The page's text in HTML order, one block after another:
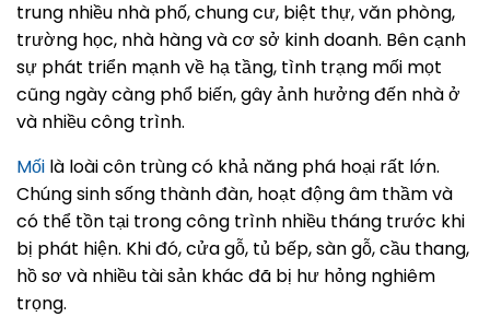
trung nhiều nhà phố, chung cư, biệt thự, văn phòng,
trường học, nhà hàng và cơ sở kinh doanh. Bên cạnh
sự phát triển mạnh về hạ tầng, tình trạng mối mọt
cũng ngày càng phổ biến, gây ảnh hưởng đến nhà ở
và nhiều công trình.
Mối là loài côn trùng có khả năng phá hoại rất lớn.
Chúng sinh sống thành đàn, hoạt động âm thầm và
có thể tồn tại trong công trình nhiều tháng trước khi
bị phát hiện. Khi đó, cửa gỗ, tủ bếp, sàn gỗ, cầu thang,
hồ sơ và nhiều tài sản khác đã bị hư hỏng nghiêm
trọng.